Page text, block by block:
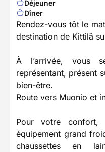
Déjeuner
Dîner
Rendez-vous tôt le
destination de Kittilä
À l’arrivée, vous
représentant, présent
bien-être.
Route vers Muonio et
Pour votre confort,
équipement grand
chaussettes en